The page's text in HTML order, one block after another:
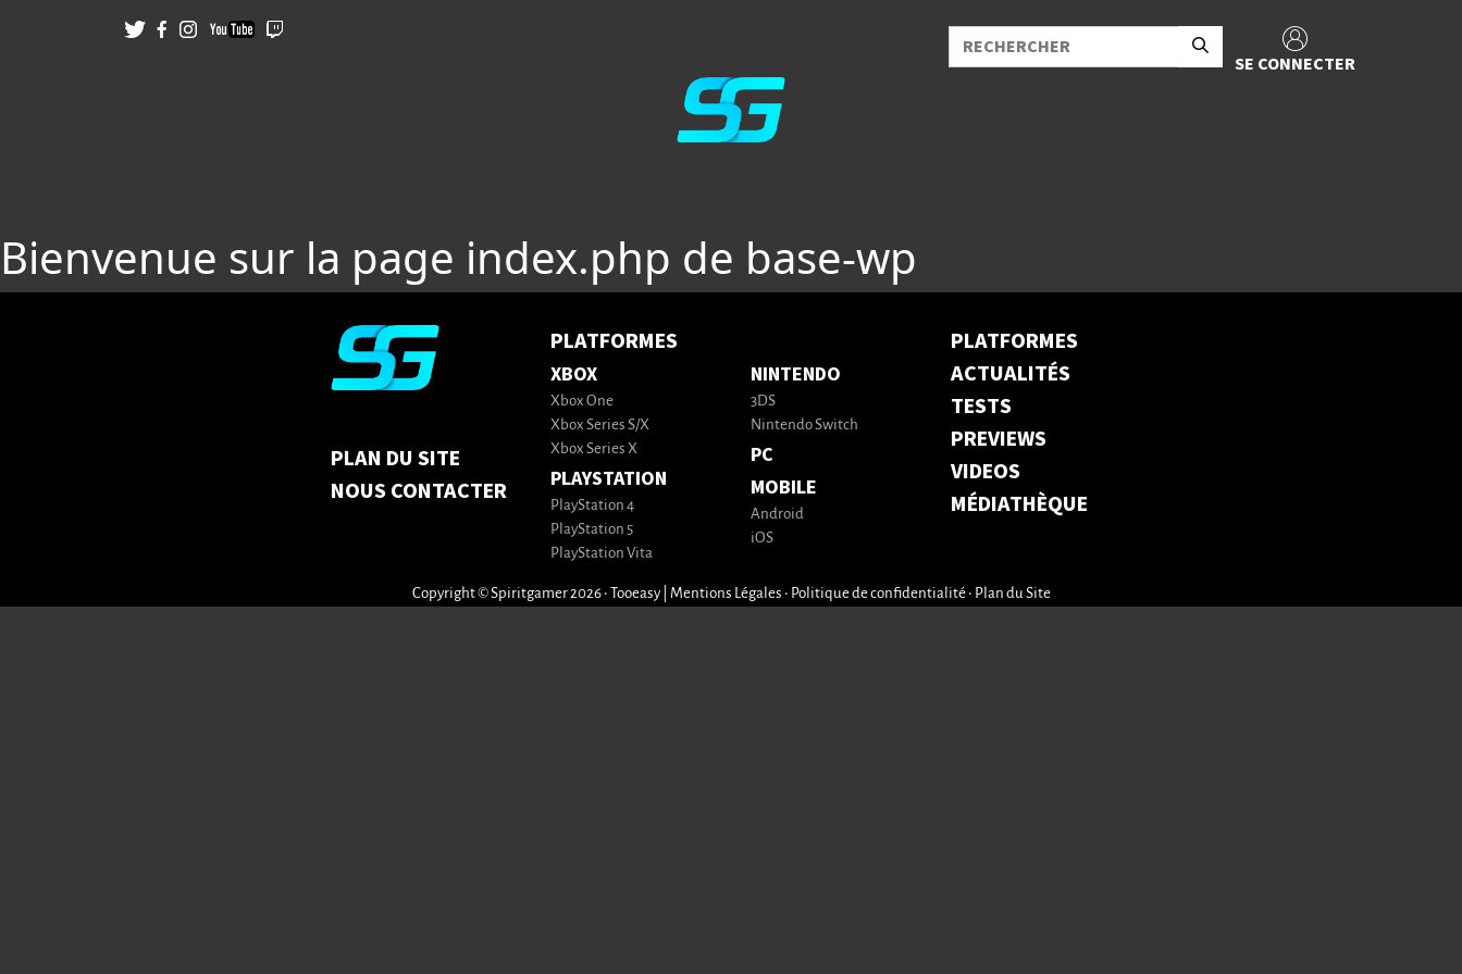
SE CONNECTER
Bienvenue sur la page index.php de base-wp
PLAN DU SITE
NOUS CONTACTER
PLATFORMES
XBOX
Xbox One
Xbox Series S/X
Xbox Series X
PLAYSTATION
PlayStation 4
PlayStation 5
PlayStation Vita
NINTENDO
3DS
Nintendo Switch
PC
MOBILE
Android
iOS
PLATFORMES
ACTUALITÉS
TESTS
PREVIEWS
VIDEOS
MÉDIATHÈQUE
Copyright © Spiritgamer 2026 • Tooeasy Mentions Légales • Politique de confidentialité• Plan du Site